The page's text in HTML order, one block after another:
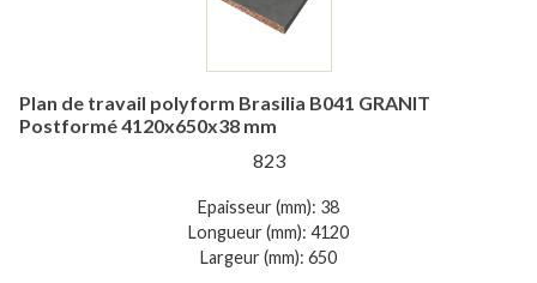
Plan de travail polyform Brasilia B041 GRANIT
Postformé 4120x650x38 mm
823
Epaisseur (mm): 38
Longueur (mm): 4120
Largeur (mm): 650